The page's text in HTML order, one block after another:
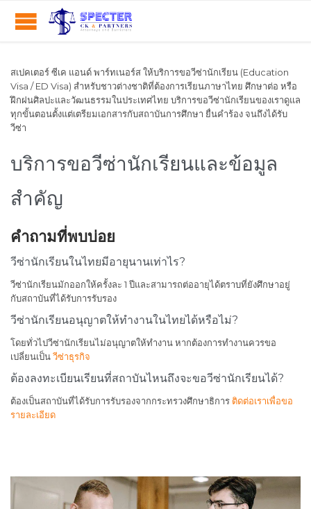
สเปคเตอร์ ซีเค แอนด์ พาร์ทเนอร์ส ให้บริการขอวีซ่านักเรียน (Education
Visa / ED Visa) สำหรับชาวต่างชาติที่ต้องการเรียนภาษาไทย ศึกษาต่อ หรือ
ฝึกฝนศิลปะและวัฒนธรรมในประเทศไทย บริการขอวีซ่านักเรียนของเราดูแล
ทุกขั้นตอนตั้งแต่เตรียมเอกสารกับสถาบันการศึกษา ยื่นคำร้อง จนถึงได้รับ
วีซ่า
บริการขอวีซ่านักเรียนและข้อมูล
สำคัญ
คำถามที่พบบ่อย
วีซ่านักเรียนในไทยมีอายุนานเท่าไร?
วีซ่านักเรียนมักออกให้ครั้งละ 1 ปีและสามารถต่ออายุได้ตราบที่ยังศึกษาอยู่
กับสถาบันที่ได้รับการรับรอง
วีซ่านักเรียนอนุญาตให้ทำงานในไทยได้หรือไม่?
โดยทั่วไปวีซ่านักเรียนไม่อนุญาตให้ทำงาน หากต้องการทำงานควรขอ
เปลี่ยนเป็นวีซ่าธุรกิจ
ต้องลงทะเบียนเรียนที่สถาบันไหนถึงจะขอวีซ่านักเรียนได้?
ต้องเป็นสถาบันที่ได้รับการรับรองจากกระทรวงศึกษาธิการ ติดต่อเราเพื่อขอ
รายละเอียด